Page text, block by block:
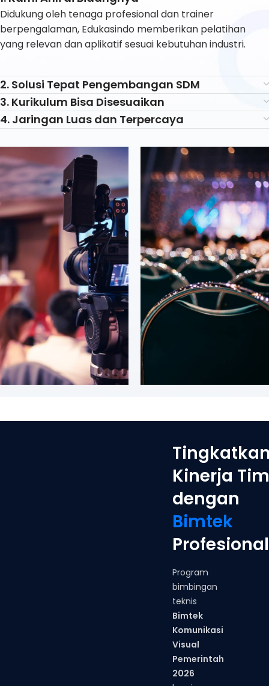
Didukung oleh tenaga profesional dan trainer
berpengalaman, Edukasindo memberikan pelatihan
yang relevan dan aplikatif sesuai kebutuhan industri.
2. Solusi Tepat Pengembangan SDM
3. Kurikulum Bisa Disesuaikan
4. Jaringan Luas dan Terpercaya
Kinerja Tim
dengan
Bimtek
Program
bimbingan
teknis
Bimtek
Komunikasi
Visual
Pemerintah
2026